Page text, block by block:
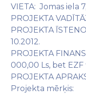
VIETA: Jomas iela
PROJEKTA
PROJEKTA
10.2012.
PROJEKTA
000,00 Ls, bet EZF
PROJEKTA
Projekta mērķis: